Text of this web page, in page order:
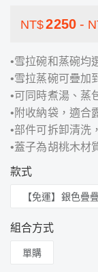
NT$2250 -
•雪拉碗和蒸碗均
•雪拉蒸碗可疊加
•可同時煮湯、蒸
•附收納袋，適合
•部件可拆卸清洗
•蓋子為胡桃木材
款式
【免運】銀色疊
組合方式
單購